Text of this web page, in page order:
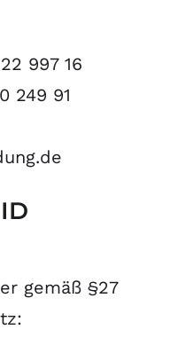
997 16
249 91
gemäß §27